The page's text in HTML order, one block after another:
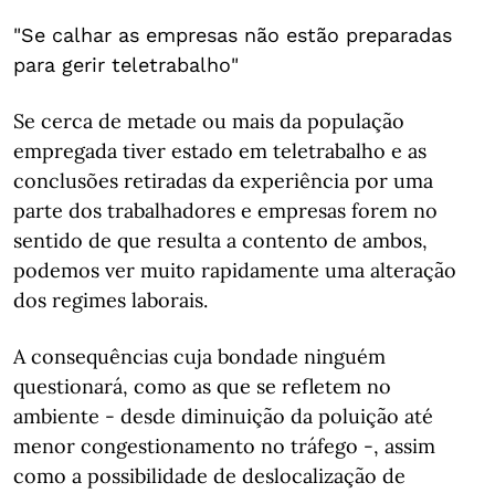
"Se calhar as empresas não estão preparadas
para gerir teletrabalho"
Se cerca de metade ou mais da população
empregada tiver estado em teletrabalho e as
conclusões retiradas da experiência por uma
parte dos trabalhadores e empresas forem no
sentido de que resulta a contento de ambos,
podemos ver muito rapidamente uma alteração
dos regimes laborais.
A consequências cuja bondade ninguém
questionará, como as que se refletem no
ambiente - desde diminuição da poluição até
menor congestionamento no tráfego -, assim
como a possibilidade de deslocalização de